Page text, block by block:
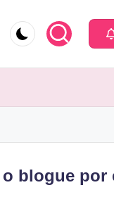
blogue por